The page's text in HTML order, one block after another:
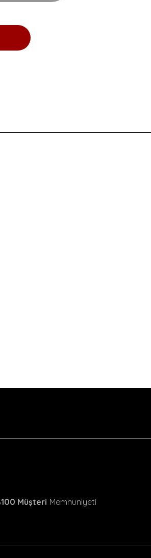
Müşteri Memnuniyeti